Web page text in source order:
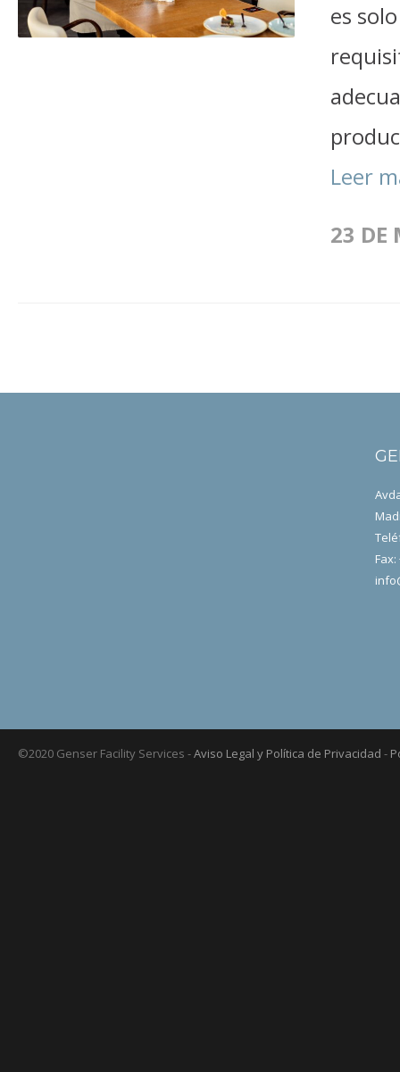
es
Leer
23 DE
Fax:
©2020 Genser Facility Services -Aviso Legal y Política de Privacidad -